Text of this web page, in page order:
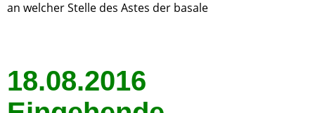
an welcher Stelle des Astes der basale
18.08.2016